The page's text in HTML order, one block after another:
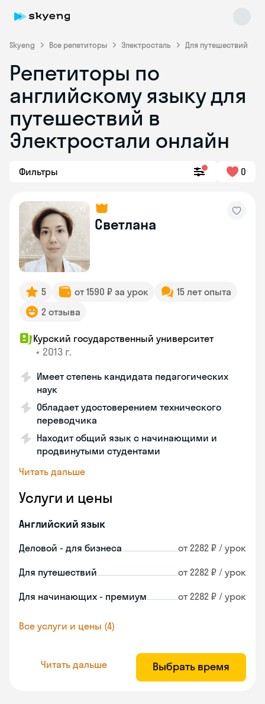
Skyeng Все репетиторы Электросталь Для путешествий
Репетиторы по
английскому языку для
путешествий в
Электростали онлайн
Фильтры 0
Светлана
5 от 1590 ₽ за урок
15 лет опыта
2 отзыва
Курский государственный университет
• 2013 г.
Имеет степень кандидата педагогических
наук
Обладает удостоверением технического
переводчика
Находит общий язык с начинающими и
продвинутыми студентами
Читать дальше
Услуги и цены
Английский язык
Деловой - для бизнеса от 2282 ₽ / урок
Для путешествий от 2282 ₽ / урок
Для начинающих - премиум от 2282 ₽ / урок
Все услуги и цены (4)
Читать дальше Выбрать время
Skyeng Chat